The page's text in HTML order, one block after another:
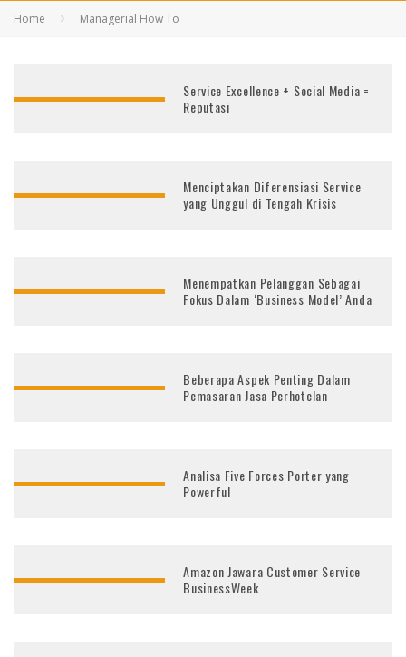
Home Managerial How To
Service Excellence + Social Media =
Reputasi
Menciptakan Diferensiasi Service
yang Unggul di Tengah Krisis
Menempatkan Pelanggan Sebagai
Fokus Dalam ‘Business Model’ Anda
Beberapa Aspek Penting Dalam
Pemasaran Jasa Perhotelan
Analisa Five Forces Porter yang
Powerful
Amazon Jawara Customer Service
BusinessWeek